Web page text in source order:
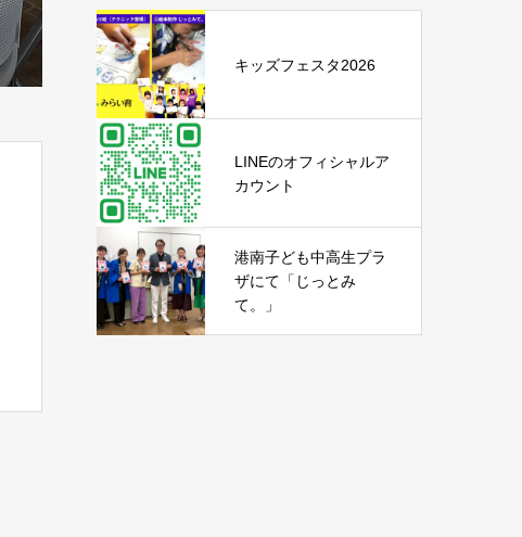
キッズフェスタ2026
LINEのオフィシャルア
カウント
港南子ども中高生プラ
ザにて「じっとみ
て。」